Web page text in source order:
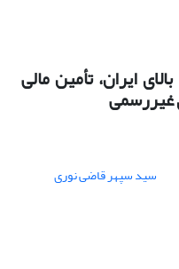
ایران، تأمین مالی
سید سپهر قاضی نوری